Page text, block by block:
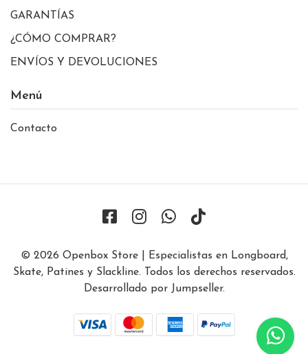
GARANTÍAS
¿CÓMO COMPRAR?
ENVÍOS Y DEVOLUCIONES
Menú
Contacto
© 2026 Openbox Store | Especialistas en Longboard,
Skate, Patines y Slackline. Todos los derechos reservados.
Desarrollado por Jumpseller.